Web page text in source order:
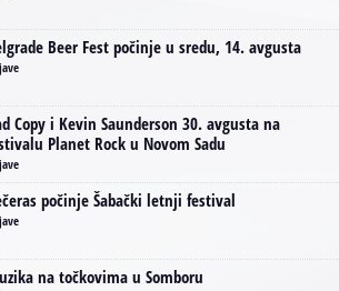
Beer Fest počinje u sredu, 14. avgusta
Copy i Kevin Saunderson 30. avgusta na
Planet Rock u Novom Sadu
počinje Šabački letnji festival
na točkovima u Somboru